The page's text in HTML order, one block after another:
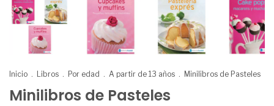
Inicio . Libros . Por edad . A partir de 13 años . Minilibros de Pasteles
Minilibros de Pasteles